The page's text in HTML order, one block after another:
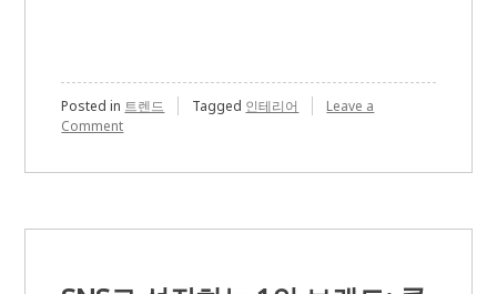
Posted in 트렌드 Tagged 인테리어
Leave a
Commenton
실